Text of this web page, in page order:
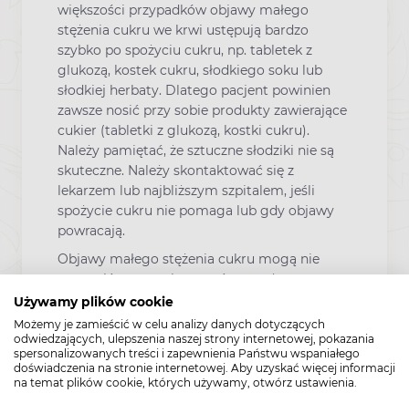
Używamy plików cookie
Możemy je zamieścić w celu analizy danych dotyczących
odwiedzających, ulepszenia naszej strony internetowej, pokazania
spersonalizowanych treści i zapewnienia Państwu wspaniałego
doświadczenia na stronie internetowej. Aby uzyskać więcej informacji
na temat plików cookie, których używamy, otwórz ustawienia.
większości przypadków objawy małego
stężenia cukru we krwi ustępują bardzo
szybko po spożyciu cukru, np. tabletek z
glukozą, kostek cukru, słodkiego soku lub
słodkiej herbaty. Dlatego pacjent powinien
zawsze nosić przy sobie produkty zawierające
cukier (tabletki z glukozą, kostki cukru).
Należy pamiętać, że sztuczne słodziki nie są
skuteczne. Należy skontaktować się z
lekarzem lub najbliższym szpitalem, jeśli
spożycie cukru nie pomaga lub gdy objawy
powracają.
Objawy małego stężenia cukru mogą nie
wystąpić, mogą nie zostać zauważone przez
pacjenta lub rozwijać się bardzo powoli lub
pacjent może nie być świadomy, że stężenie
cukru we krwi zmniejszyło się. Może się to
zdarzyć, gdy pacjent jest w podeszłym wieku i
przyjmuje pewne leki (np. działające na